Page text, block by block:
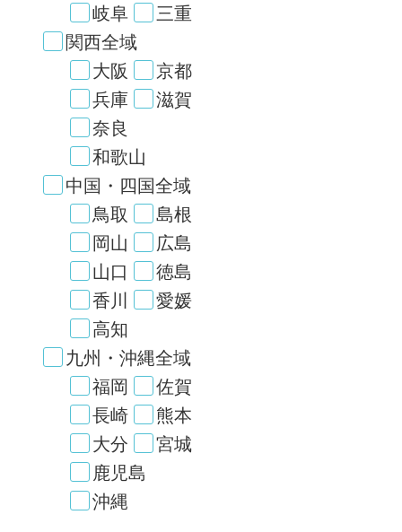
岐阜
三重
関西全域
大阪
京都
兵庫
滋賀
奈良
和歌山
中国・四国全域
鳥取
島根
岡山
広島
山口
徳島
香川
愛媛
高知
九州・沖縄全域
福岡
佐賀
長崎
熊本
大分
宮城
鹿児島
沖縄